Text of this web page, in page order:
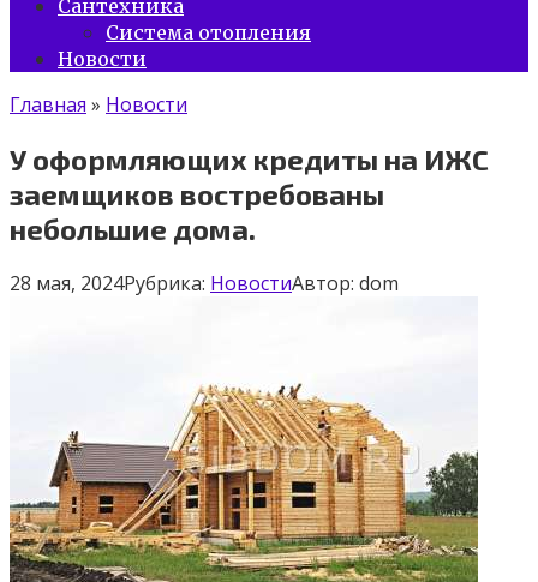
Сантехника
Система отопления
Новости
Главная » Новости
У оформляющих кредиты на ИЖС
заемщиков востребованы
небольшие дома.
28 мая, 2024Рубрика: НовостиАвтор: dom